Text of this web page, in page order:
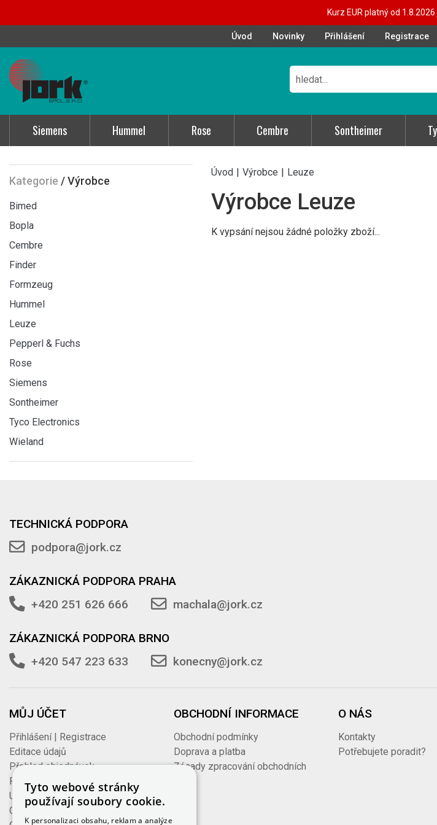
Kurz EUR platný od 1.8.2026
Úvod Novinky Přihlášení Registrace
Siemens Hummel Rose Cembre Sontheimer
Kategorie /Výrobce
Bimed
Bopla
Cembre
Finder
Formzeug
Hummel
Leuze
Pepperl & Fuchs
Rose
Siemens
Sontheimer
Tyco Electronics
Wieland
Úvod | Výrobce | Leuze
Výrobce Leuze
K vypsání nejsou žádné položky zboží...
TECHNICKÁ PODPORA
podpora@jork.cz
ZÁKAZNICKÁ PODPORA PRAHA
+420 251 626 666
machala@jork.cz
ZÁKAZNICKÁ PODPORA BRNO
+420 547 223 633
konecny@jork.cz
MŮJ ÚČET
Přihlášení | Registrace
Editace údajů
Přehled objednávek
Faktury vydané
Uložené košíky
Oblíbené produkty
OBCHODNÍ INFORMACE
Obchodní podmínky
Doprava a platba
Zásady zpracování obchodních
O NÁS
Kontakty
Potřebujete poradit?
Tyto webové stránky
používají soubory cookie.
K personalizaci obsahu, reklam a analýze